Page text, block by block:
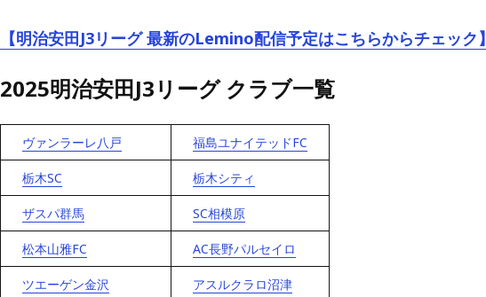
【明治安田J3リーグ 最新のLemino配信予定はこちらからチェック】
2025明治安田J3リーグ クラブ一覧
ヴァンラーレ八戸 福島ユナイテッドFC
栃木SC 栃木シティ
ザスパ群馬 SC相模原
松本山雅FC AC長野パルセイロ
ツエーゲン金沢 アスルクラロ沼津